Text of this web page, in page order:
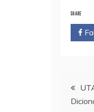
SHARE